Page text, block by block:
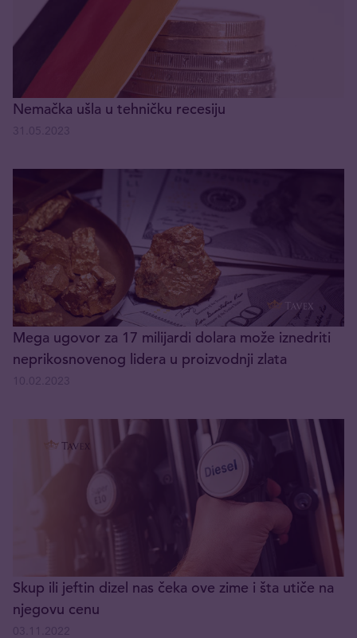
Nemačka ušla u tehničku recesiju
Mega ugovor za 17 milijardi dolara može iznedriti
neprikosnovenog lidera u proizvodnji zlata
Skup ili jeftin dizel nas čeka ove zime i šta utiče na
njegovu cenu